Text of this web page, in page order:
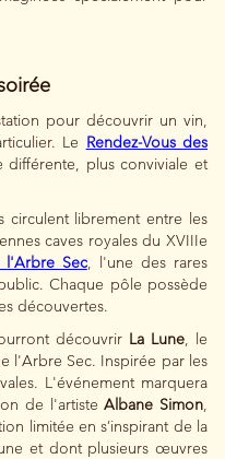
pour découvrir un vin,
Le Rendez-Vous des
plus conviviale et
circulent librement entre les
caves royales du XVIIIe
l'Arbre Sec, l'une des rares
Chaque pôle possède
découvertes.
découvrir La Lune, le
l'Arbre Sec. Inspirée par les
L'événement marquera
de l'artisteAlbane Simon,
limitée en s’inspirant de la
et dont plusieurs œuvres